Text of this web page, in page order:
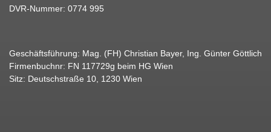
DVR-Nummer: 0774 995
Geschäftsführung: Mag. (FH) Christian Bayer, Ing. Günter Göttlich
Firmenbuchnr: FN 117729g beim HG Wien
Sitz: Deutschstraße 10, 1230 Wien